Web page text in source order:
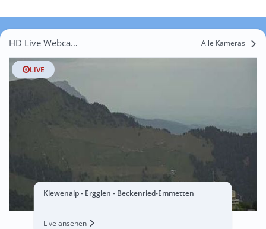
HD Live Webcams Andermatt Alle Kameras
LIVE
Klewenalp - Ergglen - Beckenried-Emmetten
Live ansehen